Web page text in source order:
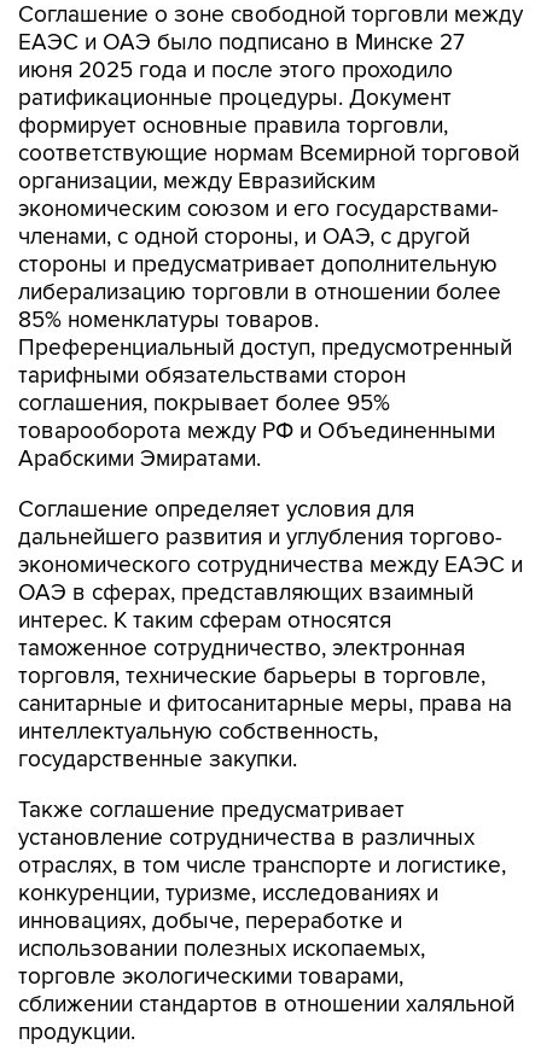
Соглашение о зоне свободной торговли между
ЕАЭС и ОАЭ было подписано в Минске 27
июня 2025 года и после этого проходило
ратификационные процедуры. Документ
формирует основные правила торговли,
соответствующие нормам Всемирной торговой
организации, между Евразийским
экономическим союзом и его государствами-
членами, с одной стороны, и ОАЭ, с другой
стороны и предусматривает дополнительную
либерализацию торговли в отношении более
85% номенклатуры товаров.
Преференциальный доступ, предусмотренный
тарифными обязательствами сторон
соглашения, покрывает более 95%
товарооборота между РФ и Объединенными
Арабскими Эмиратами.
Соглашение определяет условия для
дальнейшего развития и углубления торгово-
экономического сотрудничества между ЕАЭС и
ОАЭ в сферах, представляющих взаимный
интерес. К таким сферам относятся
таможенное сотрудничество, электронная
торговля, технические барьеры в торговле,
санитарные и фитосанитарные меры, права на
интеллектуальную собственность,
государственные закупки.
Также соглашение предусматривает
установление сотрудничества в различных
отраслях, в том числе транспорте и логистике,
конкуренции, туризме, исследованиях и
инновациях, добыче, переработке и
использовании полезных ископаемых,
торговле экологическими товарами,
сближении стандартов в отношении халяльной
продукции.